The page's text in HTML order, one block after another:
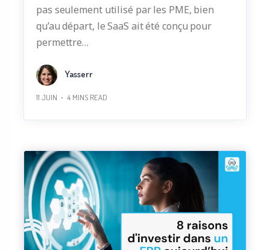
pas seulement utilisé par les PME, bien
qu’au départ, le SaaS ait été conçu pour
permettre…
Yasserr
11 JUIN 4 MINS READ